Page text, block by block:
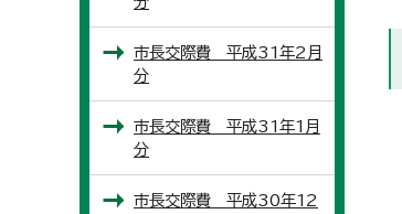
市長交際費 平成31年2月
分
市長交際費 平成31年1月
分
市長交際費 平成30年12